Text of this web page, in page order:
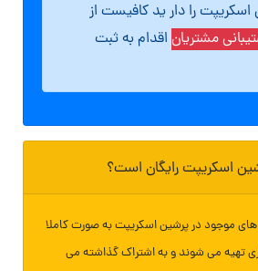
را دار ید کافیست از
مشتریان اقدام به ثبت
اسکریپت رایگان است؟
های موجود در پرشین اسکریپت به صورت کاملا
تهیه می شوند و به اشتراک گذاشته می